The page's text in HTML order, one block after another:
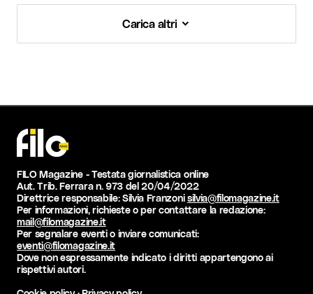
Carica altri
FILO Magazine - Testata giornalistica online
Aut. Trib. Ferrara n. 973 del 20/04/2022
Direttrice responsabile: Silvia Franzonisilvia@filomagazine.it
Per informazioni, richieste o per contattare la redazione:
mail@filomagazine.it
Per segnalare eventi o inviare comunicati:
eventi@filomagazine.it
Dove non espressamente indicato i diritti appartengono ai
rispettivi autori.